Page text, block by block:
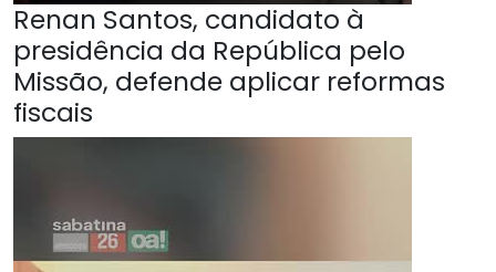
Renan Santos, candidato à
presidência da República pelo
Missão, defende aplicar reformas
fiscais